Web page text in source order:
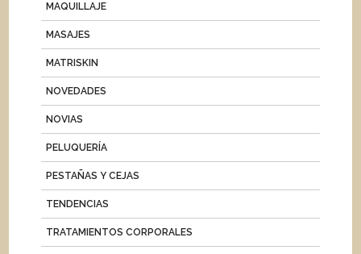
MAQUILLAJE
MASAJES
MATRISKIN
NOVEDADES
NOVIAS
PELUQUERÍA
PESTAÑAS Y CEJAS
TENDENCIAS
TRATAMIENTOS CORPORALES